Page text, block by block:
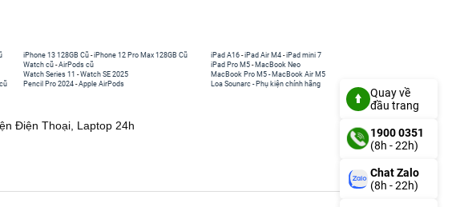
iPhone 13 128GB Cũ -iPhone 12 Pro Max 128GB Cũ
Watch cũ -AirPods cũ
Watch Series 11 -Watch SE 2025
Pencil Pro 2024 -Apple AirPods
iPad A16 -iPad Air M4 -iPad mini 7
iPad Pro M5 - MacBook Neo
MacBook Pro M5 - MacBook Air M5
Loa Sounarc - Phụ kiện chính hãng
Điện Thoại, Laptop 24h
Quay về
đầu trang
1900 0351
(8h - 22h)
Chat Zalo
(8h - 22h)